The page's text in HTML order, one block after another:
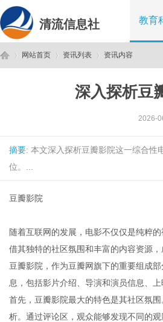
清流信息社 教育
网站首页 资讯列表 资讯内容
深入探析豆
2026-
摘要: 本文深入探析豆瓣影院这一综合性
位。...
豆瓣影院
随着互联网的发展，电影不仅仅是纯粹
借其独特的社区氛围和丰富的内容资源
豆瓣影院，作为豆瓣网旗下的重要组成
息，包括影片介绍、导演和演员信息、
首先，豆瓣影院最大的特色是其社区氛
析。通过评论区，观众能够发现不同的